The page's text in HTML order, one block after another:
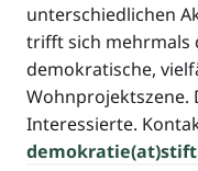
unterschiedlichen
trifft sich mehrmals
demokratische,
Wohnprojektszene.
Interessierte.